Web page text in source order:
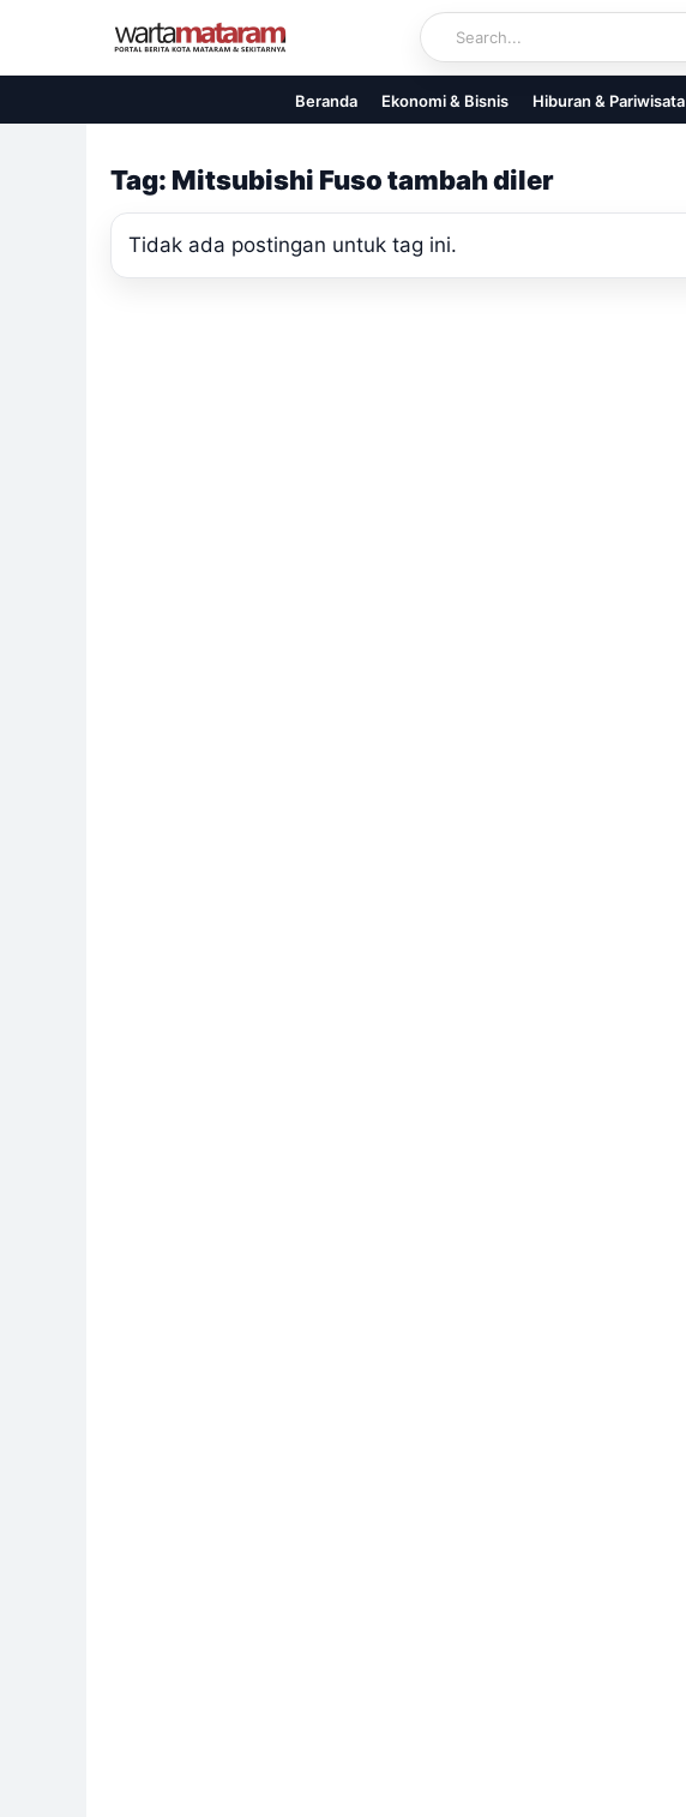
content
Beranda Ekonomi & Bisnis Hiburan & Pariwisata
Tag: Mitsubishi Fuso tambah diler
Tidak ada postingan untuk tag ini.